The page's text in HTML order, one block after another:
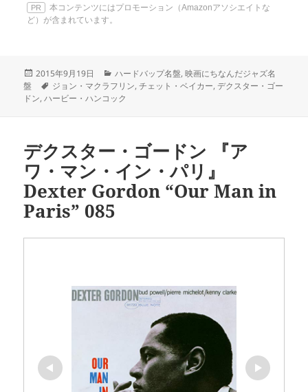
PR
本コンテンツにはプロモーション（Amazonアソシエイトな
ど）が含まれています。
投
稿
日:
2015年9月19日
カ
テ
ゴ
ハードバップ名盤,映画にちなんだジャズ名
盤
タ
グ
ジョン・マクラフリン,チェット・ベイカー,デクスター・ゴー
ドン,ハービー・ハンコック
デクスター・ゴードン 『ア
ワ・マン・イン・パリ』
Dexter Gordon “Our Man in
Paris” 085